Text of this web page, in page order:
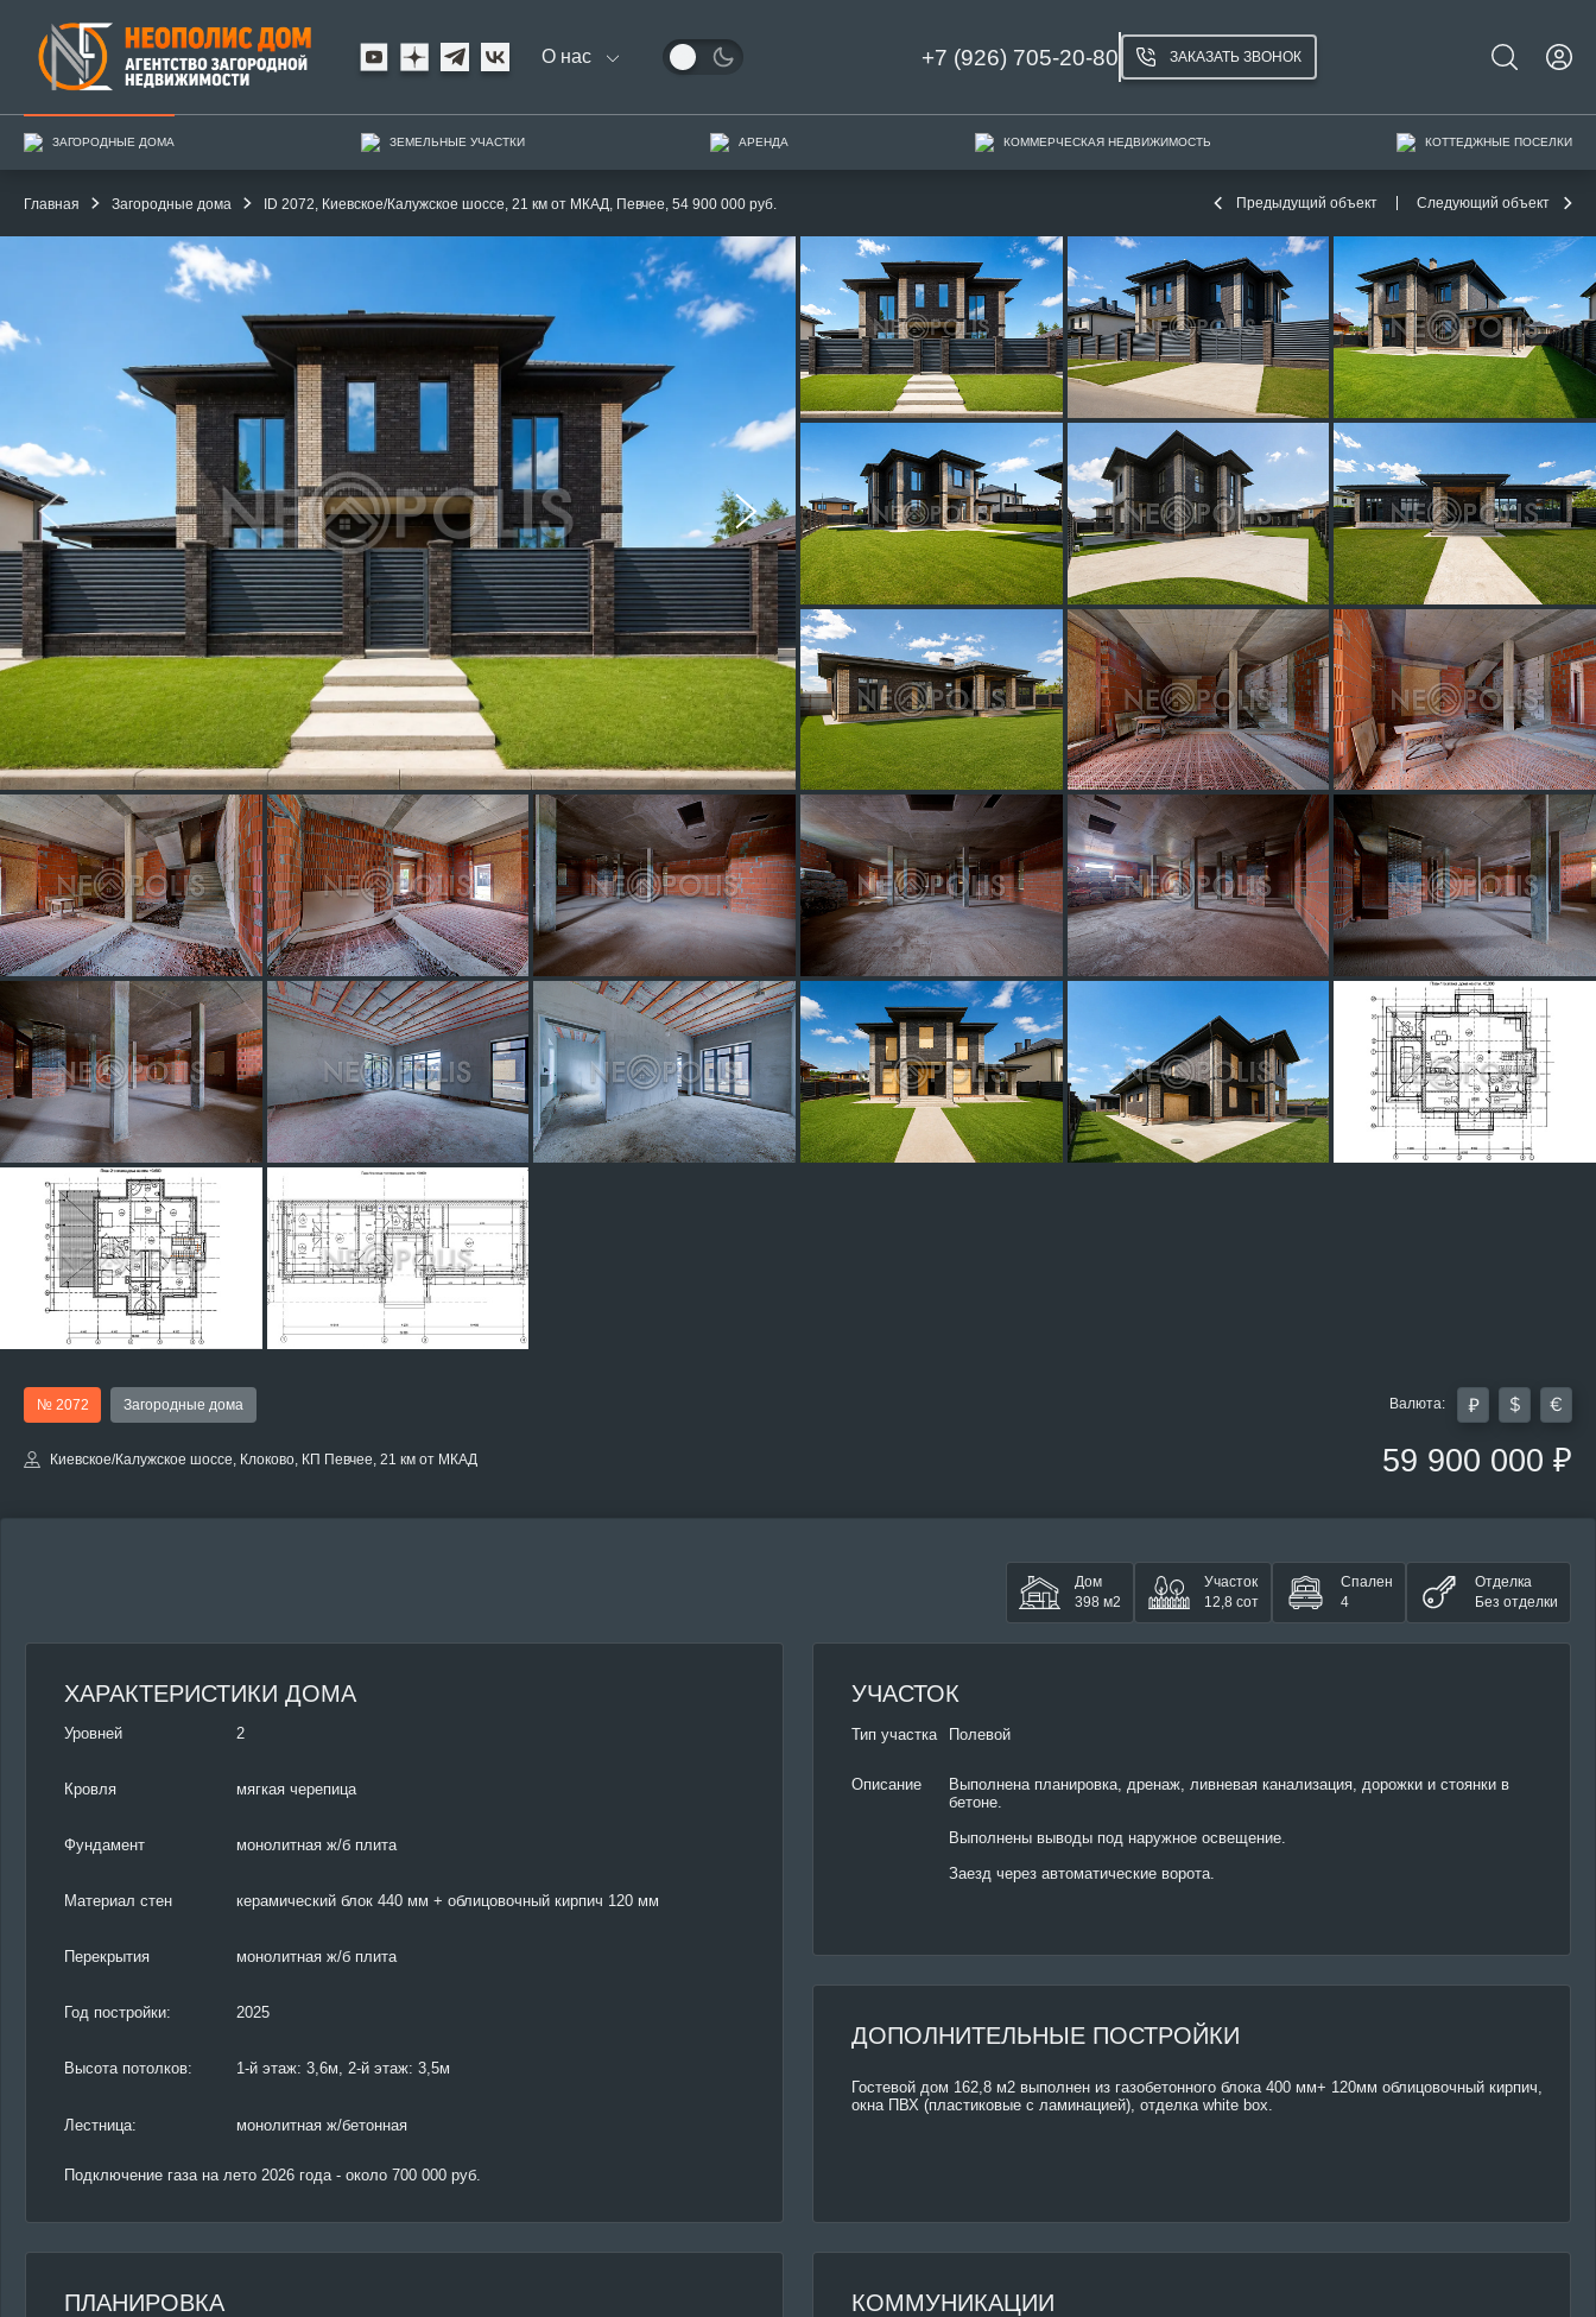
О нас +7 (926) 705-20-80 ЗАКАЗАТЬ ЗВОНОК
ЗАГОРОДНЫЕ ДОМА ЗЕМЕЛЬНЫЕ УЧАСТКИ АРЕНДА КОММЕРЧЕСКАЯ НЕДВИЖИМОСТЬ КОТТЕДЖНЫЕ ПОСЕЛКИ
Главная Загородные дома ID 2072, Киевское/Калужское шоссе, 21 км от МКАД, Певчее, 54 900 000 руб. Предыдущий объект Следующий объект
№ 2072 Загородные дома
Киевское/Калужское шоссе, Клоково, КП Певчее, 21 км от МКАД
Валюта:
59 900 000 ₽
Дом
398 м2
Участок
12,8 сот
Спален
4
Отделка
Без отделки
ХАРАКТЕРИСТИКИ ДОМА
Уровней 2
Кровля мягкая черепица
Фундамент монолитная ж/б плита
Материал стен керамический блок 440 мм + облицовочный кирпич 120 мм
Перекрытия монолитная ж/б плита
Год постройки: 2025
Высота потолков: 1-й этаж: 3,6м, 2-й этаж: 3,5м
Лестница: монолитная ж/бетонная
Подключение газа на лето 2026 года - около 700 000 руб.
УЧАСТОК
Тип участка Полевой
Описание
Выполнена планировка, дренаж, ливневая канализация, дорожки и стоянки в
бетоне.
Выполнены выводы под наружное освещение.
Заезд через автоматические ворота.
ДОПОЛНИТЕЛЬНЫЕ ПОСТРОЙКИ
Гостевой дом 162,8 м2 выполнен из газобетонного блока 400 мм+ 120мм облицовочный кирпич,
окна ПВХ (пластиковые с ламинацией), отделка white box.
ПЛАНИРОВКА КОММУНИКАЦИИ